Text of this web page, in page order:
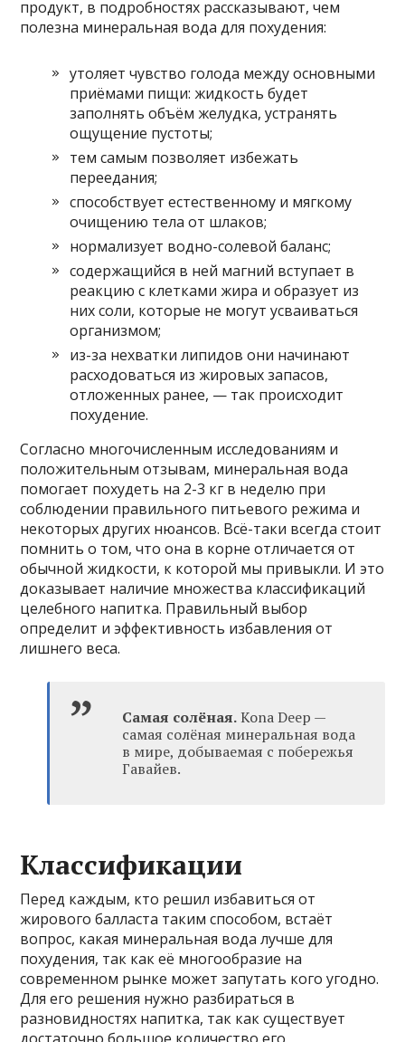
продукт, в подробностях рассказывают, чем
полезна минеральная вода для похудения:
утоляет чувство голода между основными
приёмами пищи: жидкость будет
заполнять объём желудка, устранять
ощущение пустоты;
тем самым позволяет избежать
переедания;
способствует естественному и мягкому
очищению тела от шлаков;
нормализует водно-солевой баланс;
содержащийся в ней магний вступает в
реакцию с клетками жира и образует из
них соли, которые не могут усваиваться
организмом;
из-за нехватки липидов они начинают
расходоваться из жировых запасов,
отложенных ранее, — так происходит
похудение.
Согласно многочисленным исследованиям и
положительным отзывам, минеральная вода
помогает похудеть на 2-3 кг в неделю при
соблюдении правильного питьевого режима и
некоторых других нюансов. Всё-таки всегда стоит
помнить о том, что она в корне отличается от
обычной жидкости, к которой мы привыкли. И это
доказывает наличие множества классификаций
целебного напитка. Правильный выбор
определит и эффективность избавления от
лишнего веса.
Самая солёная.Kona Deep —
самая солёная минеральная вода
в мире, добываемая с побережья
Гавайев.
Классификации
Перед каждым, кто решил избавиться от
жирового балласта таким способом, встаёт
вопрос, какая минеральная вода лучше для
похудения, так как её многообразие на
современном рынке может запутать кого угодно.
Для его решения нужно разбираться в
разновидностях напитка, так как существует